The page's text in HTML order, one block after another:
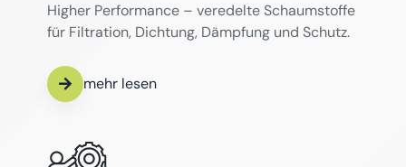
Higher Performance – veredelte Schaumstoffe
für Filtration, Dichtung, Dämpfung und Schutz.
mehr lesen